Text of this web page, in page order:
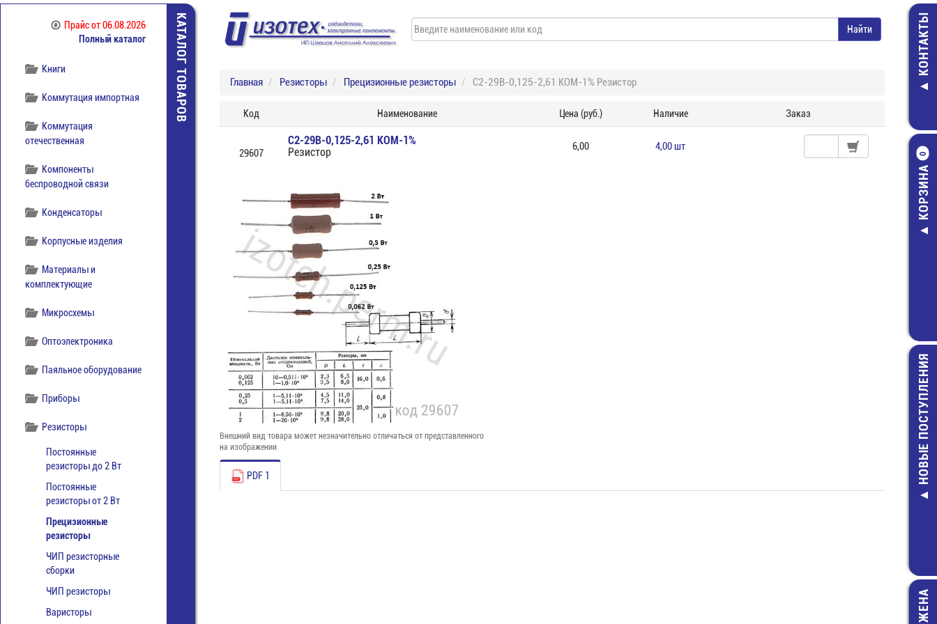
Прайсот 06.08.2026
Полный каталог
Кабельная продукция
Книги
Коммутация импортная
Коммутация
отечественная
Компоненты
беспроводной связи
Конденсаторы
Корпусные изделия
Материалы и
комплектующие
Микросхемы
Оптоэлектроника
Паяльное оборудование
Приборы
Резисторы
Постоянные
резисторы до 2 Вт
Постоянные
резисторы от 2 Вт
Прецизионные
резисторы
ЧИП резисторные
сборки
ЧИП резисторы
Варисторы
КАТАЛОГ ТОВАРОВ КОНТАКТЫ
КОРЗИНА
0
236-100
крышка
17,00 руб.
НОВЫЕ ПОСТУПЛЕНИЯ
Главная Резисторы Прецизионные резисторы С2-29В-0,125-2,61 КОМ-1% Резистор
Код Наименование Цена (руб.) Наличие Заказ
29607
С2-29В-0,125-2,61 КОМ-1%
Резистор
6,00 4,00 шт
Внешний вид товара может незначительно отличаться от представленного
на изображении
PDF 1